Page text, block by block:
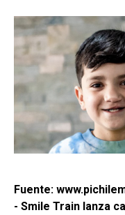
Fuente:
- Smile Train lanza